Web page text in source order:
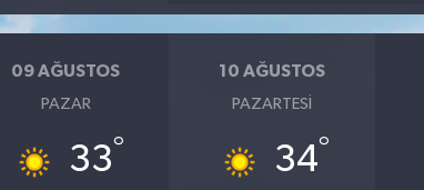
09 AĞUSTOS
PAZAR
33°
10 AĞUSTOS
PAZARTESI
34°